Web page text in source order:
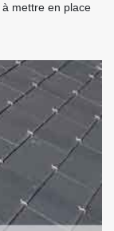
mettre en place